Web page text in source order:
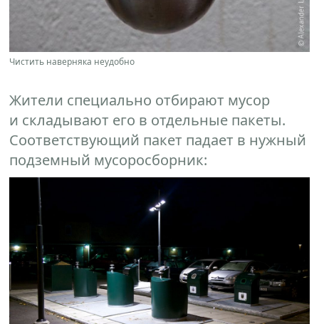
Чистить наверняка неудобно
Жители специально отбирают мусор
и складывают его в отдельные пакеты.
Соответствующий пакет падает в нужный
подземный мусоросборник: